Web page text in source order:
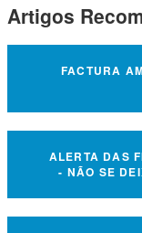
Artigos
FACTURA
ALERTA DAS
- NÃO SE